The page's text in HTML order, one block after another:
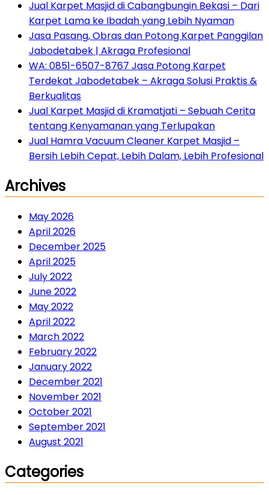
Jual Karpet Masjid di Cabangbungin Bekasi – Dari
Karpet Lama ke Ibadah yang Lebih Nyaman
Jasa Pasang, Obras dan Potong Karpet Panggilan
Jabodetabek | Akraga Profesional
WA: 0851-6507-8767 Jasa Potong Karpet
Terdekat Jabodetabek – Akraga Solusi Praktis &
Berkualitas
Jual Karpet Masjid di Kramatjati – Sebuah Cerita
tentang Kenyamanan yang Terlupakan
Jual Hamra Vacuum Cleaner Karpet Masjid –
Bersih Lebih Cepat, Lebih Dalam, Lebih Profesional
Archives
May 2026
April 2026
December 2025
April 2025
July 2022
June 2022
May 2022
April 2022
March 2022
February 2022
January 2022
December 2021
November 2021
October 2021
September 2021
August 2021
Categories